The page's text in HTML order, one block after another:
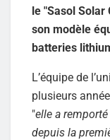
le "Sasol Solar
son modèle
batteries
L’équipe de
plusieurs
"elle a
depuis la